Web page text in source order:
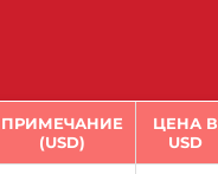
ПРИМЕЧАНИЕ
(USD)
ЦЕНА В
USD